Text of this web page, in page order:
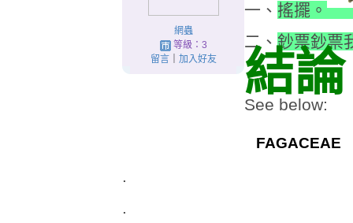
網蟲
等級：3
留言｜ 加入好友
一、 搖擺。
二、鈔票鈔票
結
See below:
FAGACEAE
.
.